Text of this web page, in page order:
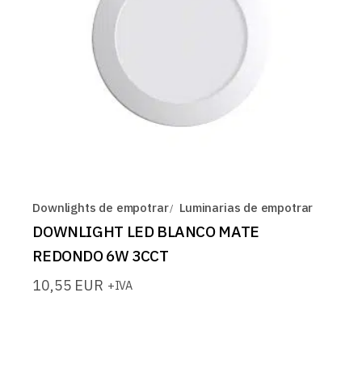
Downlights de empotrar Luminarias de empotrar
DOWNLIGHT LED BLANCO MATE
REDONDO 6W 3CCT
10,55 EUR +IVA